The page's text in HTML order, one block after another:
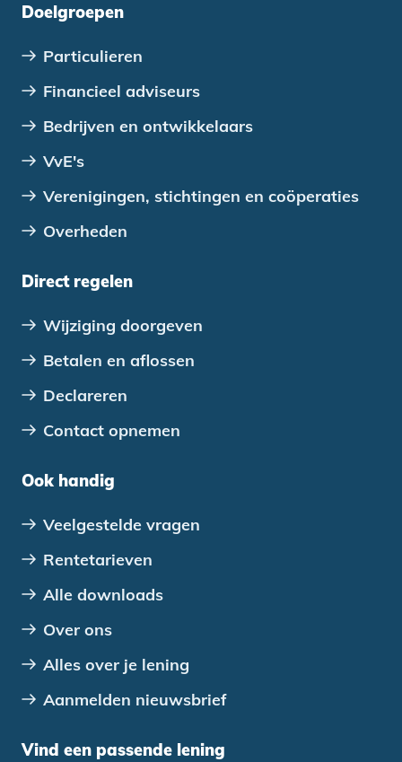
realiseren. Juist daarom is dit een goed
Doelgroepen
Particulieren
Financieel adviseurs
Bedrijven en ontwikkelaars
VvE's
Verenigingen, stichtingen en coöperaties
Overheden
Direct regelen
Wijziging doorgeven
Betalen en aflossen
Declareren
Contact opnemen
Ook handig
Veelgestelde vragen
Rentetarieven
Alle downloads
Over ons
Alles over je lening
Aanmelden nieuwsbrief
Vind een passende lening